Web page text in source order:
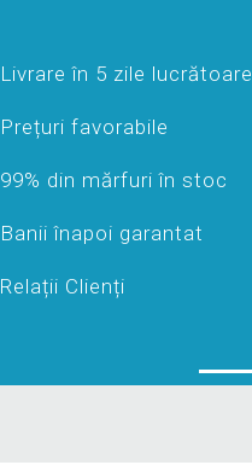
Livrare în 5 zile lucrătoare
Prețuri favorabile
99% din mărfuri în stoc
Banii înapoi garantat
Relații Clienți